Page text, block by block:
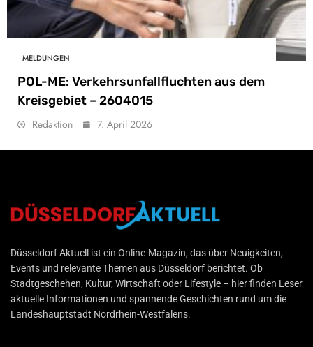
MELDUNGEN
POL-ME: Verkehrsunfallfluchten aus dem
Kreisgebiet – 2604015
Redaktion 7. April 2026
Düsseldorf Aktuell
Düsseldorf Aktuell ist ein Online-Magazin, das über Neuigkeiten,
Events und relevante Themen aus Düsseldorf berichtet. Ob
Stadtgeschehen, Kultur, Wirtschaft oder Lifestyle – hier finden Leser
aktuelle Informationen und spannende Geschichten rund um die
Landeshauptstadt Nordrhein-Westfalens.